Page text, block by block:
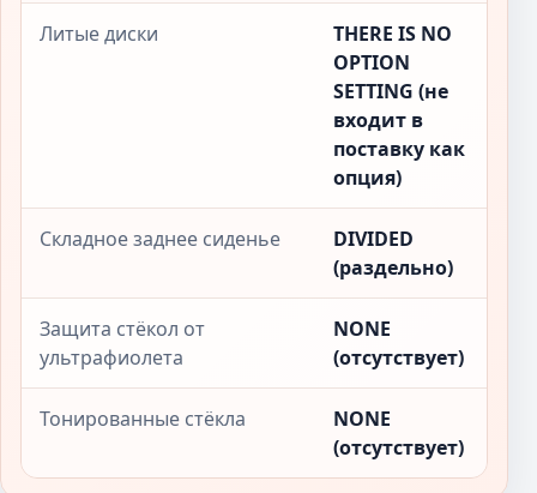
Литые диски
THERE IS NO
OPTION
SETTING (не
входит в
поставку как
опция)
Складное заднее сиденье
DIVIDED
(раздельно)
Защита стёкол от
ультрафиолета
NONE
(отсутствует)
Тонированные стёкла
NONE
(отсутствует)